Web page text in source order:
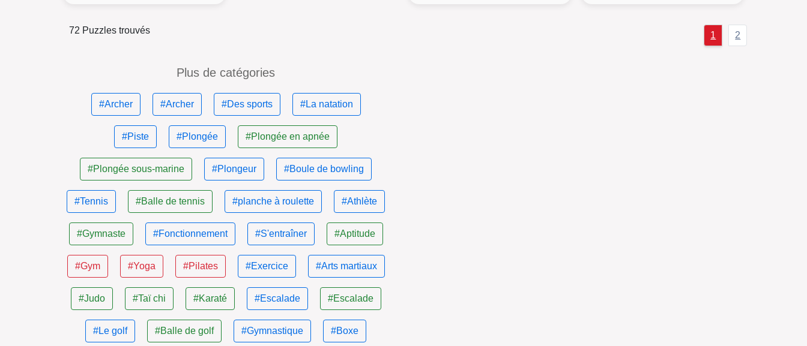
72 Puzzles trouvés 1 2
Plus de catégories
#Archer #Archer #Des sports #La natation
#Piste #Plongée #Plongée en apnée
#Plongée sous-marine #Plongeur #Boule de bowling
#Tennis #Balle de tennis #planche à roulette #Athlète
#Gymnaste #Fonctionnement #S'entraîner #Aptitude
#Gym #Yoga #Pilates #Exercice #Arts martiaux
#Judo #Taï chi #Karaté #Escalade #Escalade
#Le golf #Balle de golf #Gymnastique #Boxe